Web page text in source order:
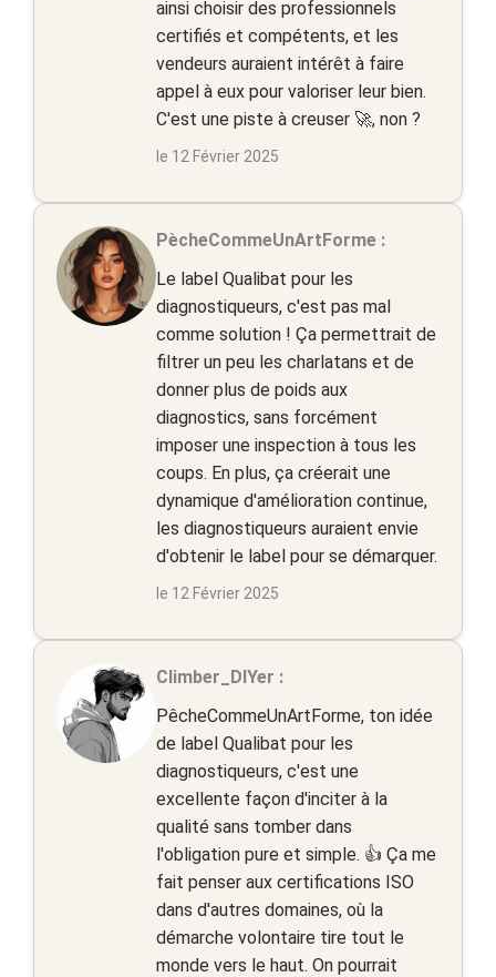
ainsi choisir des professionnels
certifiés et compétents, et les
vendeurs auraient intérêt à faire
appel à eux pour valoriser leur bien.
C'est une piste à creuser 🚀, non ?
le 12 Février 2025
PècheCommeUnArtForme :
Le label Qualibat pour les
diagnostiqueurs, c'est pas mal
comme solution ! Ça permettrait de
filtrer un peu les charlatans et de
donner plus de poids aux
diagnostics, sans forcément
imposer une inspection à tous les
coups. En plus, ça créerait une
dynamique d'amélioration continue,
les diagnostiqueurs auraient envie
d'obtenir le label pour se démarquer.
le 12 Février 2025
Climber_DIYer :
PêcheCommeUnArtForme, ton idée
de label Qualibat pour les
diagnostiqueurs, c'est une
excellente façon d'inciter à la
qualité sans tomber dans
l'obligation pure et simple. 👍 Ça me
fait penser aux certifications ISO
dans d'autres domaines, où la
démarche volontaire tire tout le
monde vers le haut. On pourrait